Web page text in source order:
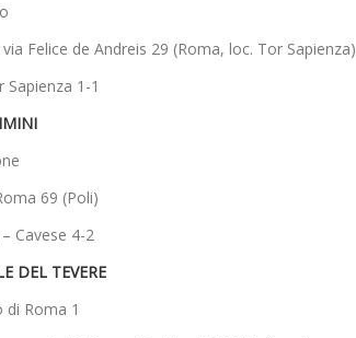
Felice de Andreis 29 (Roma, loc. Tor Sapienza)
Sapienza 1-1
69 (Poli)
Cavese 4-2
DEL TEVERE
di Roma 1